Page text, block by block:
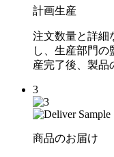
計画生産
注文数量と詳細
し、生産部門の
産完了後、製品
3
商品のお届け